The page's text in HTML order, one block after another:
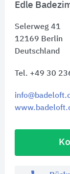
Edle
Selerweg 41
12169 Berlin
Deutschland
Tel. +49 30